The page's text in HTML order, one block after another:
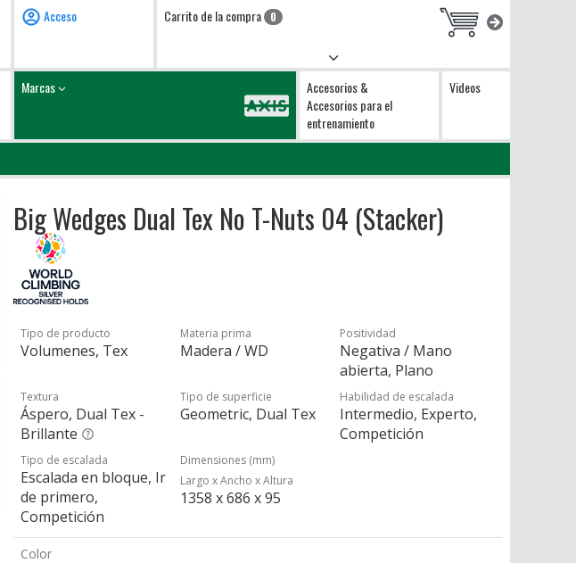
Acceso Carrito de la compra 0
Marcas
Accesorios &
Accesorios para el
entrenamiento
Videos
Big Wedges Dual Tex No T-Nuts 04 (Stacker)
Tipo de producto
Volumenes, Tex
Materia prima
Madera / WD
Positividad
Negativa / Mano
abierta, Plano
Textura
Áspero, Dual Tex -
Brillante
Tipo de superficie
Geometric, Dual Tex
Habilidad de escalada
Intermedio, Experto,
Competición
Tipo de escalada
Escalada en bloque, Ir
de primero,
Competición
Dimensiones (mm)
Largo x Ancho x Altura
1358 x 686 x 95
Color